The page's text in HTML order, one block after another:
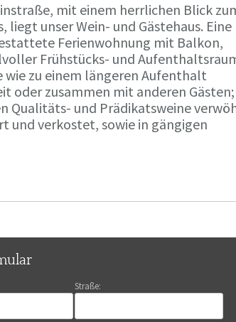
mit einem herrlichen Blick
unser Wein- und Gästehaus. Eine
Ferienwohnung mit Balkon,
Frühstücks- und
wie zu einem längeren Aufenthalt
oder zusammen mit anderen
Qualitäts- und Prädikatsweine
und verkostet, sowie in gängigen
Straße: